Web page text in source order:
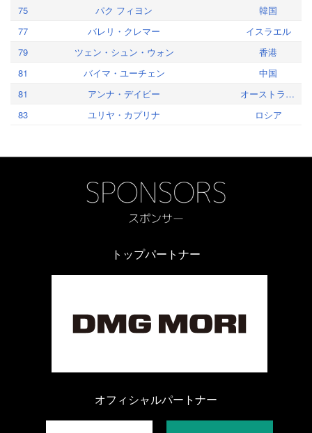
75
パク フィヨン
韓国
77
バレリ・クレマー
イスラエル
79
ツェン・シュン・ウォン
香港
81
バイマ・ユーチェン
中国
81
アンナ・デイビー
オーストラリア
83
ユリヤ・カプリナ ロシア
トップパートナー
オフィシャルパートナー